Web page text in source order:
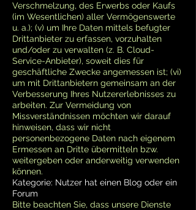
Verschmelzung, des Erwerbs oder Kaufs
(im Wesentlichen) aller Vermögenswerte
u. a.); (v) um Ihre Daten mittels befugter
Drittanbieter zu erfassen, vorzuhalten
und/oder zu verwalten (z. B. Cloud-
Service-Anbieter), soweit dies für
geschäftliche Zwecke angemessen ist; (vi)
um mit Drittanbietern gemeinsam an der
Verbesserung Ihres Nutzererlebnisses zu
arbeiten. Zur Vermeidung von
Missverständnissen möchten wir darauf
hinweisen, dass wir nicht
personenbezogene Daten nach eigenem
Ermessen an Dritte übermitteln bzw.
weitergeben oder anderweitig verwenden
können.
Kategorie: Nutzer hat einen Blog oder ein
Forum
Bitte beachten Sie, dass unsere Dienste